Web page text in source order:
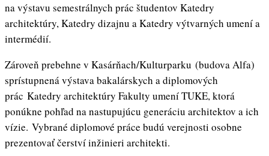
na výstavu semestrálnych prác študentov Katedry
architektúry, Katedry dizajnu a Katedry výtvarných umení a
intermédií.
Zároveň prebehne v Kasárňach/Kulturparku (budova Alfa)
sprístupnená výstava bakalárskych a diplomových
prác Katedry architektúry Fakulty umení TUKE, ktorá
ponúkne pohľad na nastupujúcu generáciu architektov a ich
vízie. Vybrané diplomové práce budú verejnosti osobne
prezentovať čerství inžinieri architekti.